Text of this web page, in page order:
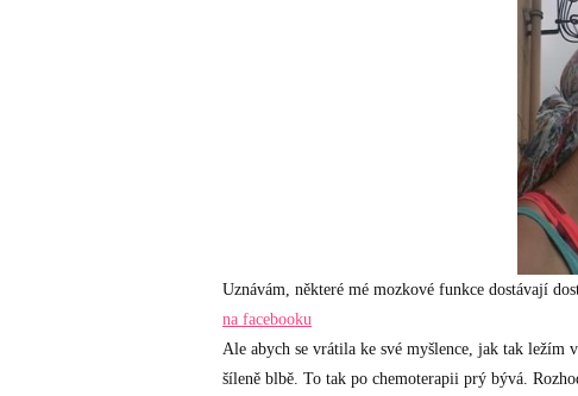
Uznávám, některé mé mozkové funkce dostávají
na facebooku
Ale abych se vrátila ke své myšlence, jak tak
šíleně blbě. To tak po chemoterapii prý bývá.